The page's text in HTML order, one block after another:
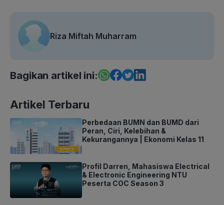
Riza Miftah Muharram
Bagikan artikel ini:
Artikel Terbaru
Perbedaan BUMN dan BUMD dari
Peran, Ciri, Kelebihan &
Kekurangannya | Ekonomi Kelas 11
Profil Darren, Mahasiswa Electrical
& Electronic Engineering NTU
Peserta COC Season 3